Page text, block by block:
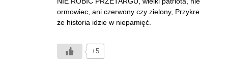
ormowiec, ani czerwony czy zielony, Przykre
że historia idzie w niepamięć.
+5